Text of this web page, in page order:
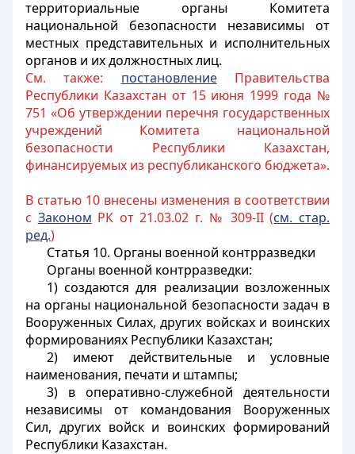
территориальные органы Комитета
национальной безопасности независимы от
местных представительных и исполнительных
органов и их должностных лиц.
См. также: постановлениеПравительства
Республики Казахстан от 15 июня 1999 года №
751 «Об утверждении перечня государственных
учреждений Комитета национальной
безопасности Республики Казахстан,
финансируемых из республиканского бюджета».
В статью 10 внесены изменения в соответствии
с Законом РК от 21.03.02 г. № 309-II (см. стар.
ред.)
Статья 10. Органы военной контрразведки
Органы военной контрразведки:
1) создаются для реализации возложенных
на органы национальной безопасности задач в
Вооруженных Силах, других войсках и воинских
формированиях Республики Казахстан;
2) имеют действительные и условные
наименования, печати и штампы;
3) в оперативно-служебной деятельности
независимы от командования Вооруженных
Сил, других войск и воинских формирований
Республики Казахстан.